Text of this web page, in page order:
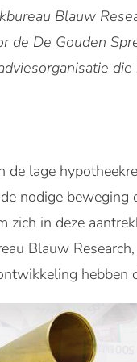
Blauw
de De Gouden
de lage
nodige beweging
zich in deze
Blauw
hebben